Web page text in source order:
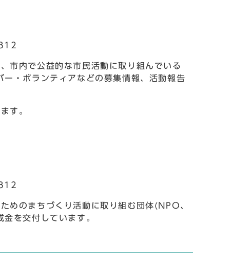
市内で公益的な市民活動に取り組んでいる
・ボランティアなどの募集情報、活動報告
す。
めのまちづくり活動に取り組む団体(NPO、
を交付しています。